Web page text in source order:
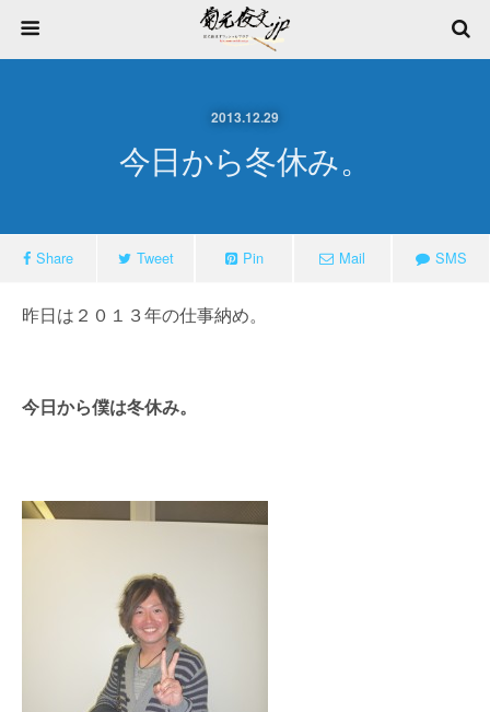
2013.12.29
今日から冬休み。
Share Tweet Pin Mail SMS
昨日は２０１３年の仕事納め。
今日から僕は冬休み。